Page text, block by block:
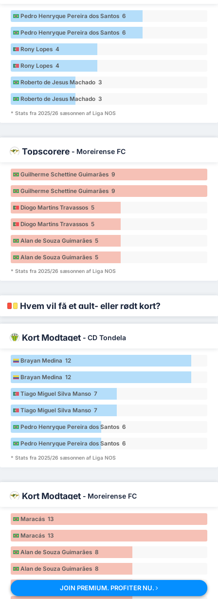
Pedro Henryque Pereira dos Santos 6
Pedro Henryque Pereira dos Santos 6
Rony Lopes 4
Rony Lopes 4
Roberto de Jesus Machado 3
Roberto de Jesus Machado 3
* Stats fra 2025/26 sæsonnen af Liga NOS
Topscorere - Moreirense FC
Guilherme Schettine Guimarães 9
Guilherme Schettine Guimarães 9
Diogo Martins Travassos 5
Diogo Martins Travassos 5
Alan de Souza Guimarães 5
Alan de Souza Guimarães 5
* Stats fra 2025/26 sæsonnen af Liga NOS
Hvem vil få et gult- eller rødt kort?
Kort Modtaget - CD Tondela
Brayan Medina 12
Brayan Medina 12
Tiago Miguel Silva Manso 7
Tiago Miguel Silva Manso 7
Pedro Henryque Pereira dos Santos 6
Pedro Henryque Pereira dos Santos 6
* Stats fra 2025/26 sæsonnen af Liga NOS
Kort Modtaget - Moreirense FC
Maracás 13
Maracás 13
Alan de Souza Guimarães 8
Alan de Souza Guimarães 8
JOIN PREMIUM. PROFITER NU.